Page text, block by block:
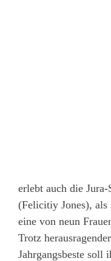
erlebt auch die
(Felicitiy Jones),
eine von neun
Trotz
Jahrgangsbeste soll